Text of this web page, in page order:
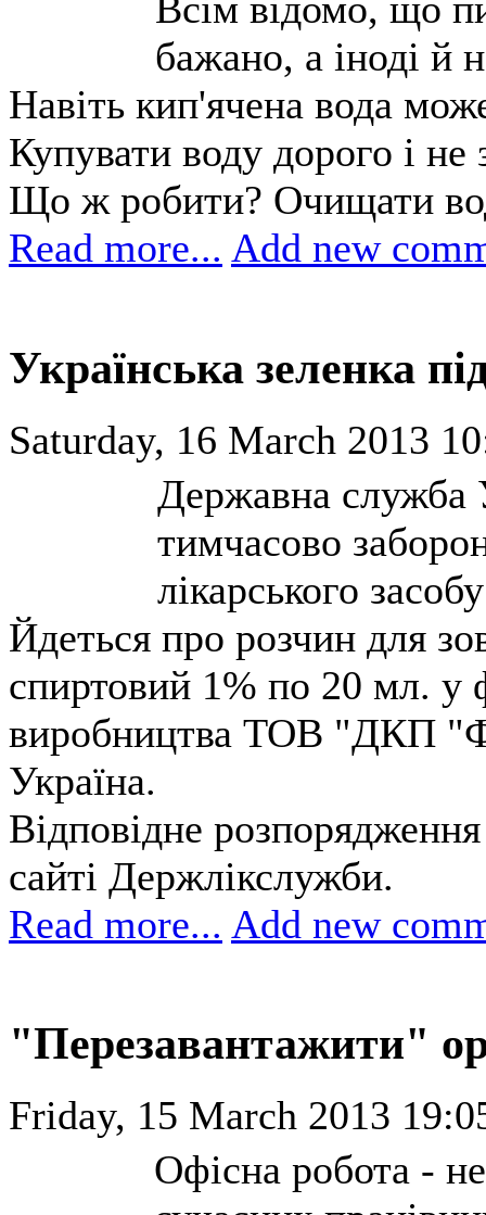
бажано, а іноді й
Навіть кип'ячена вода
Купувати воду дорого і
Що ж робити? Очищати
Read more... Add new
Українська зеленка
Saturday, 16 March 2013
Державна служба
тимчасово
лікарського
Йдеться про розчин для
спиртовий 1% по 20 мл. у
виробництва ТОВ "ДКП
Україна.
Відповідне
сайті Держлікслужби.
Read more... Add new
"Перезавантажити"
Friday, 15 March 2013
Офісна робота -